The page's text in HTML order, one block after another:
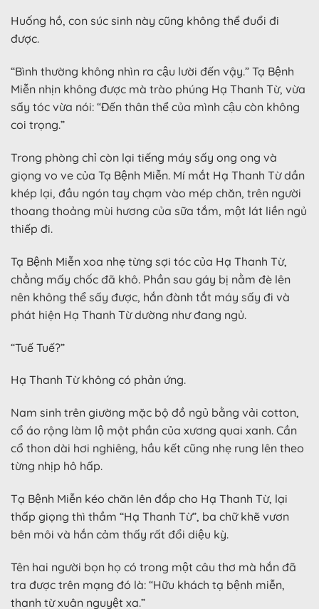
Huống hồ, con súc sinh này cũng không thể đuổi đi
được.
“Bình thường không nhìn ra cậu lười đến vậy.” Tạ Bệnh
Miễn nhịn không được mà trào phúng Hạ Thanh Từ, vừa
sấy tóc vừa nói: “Đến thân thể của mình cậu còn không
coi trọng.”
Trong phòng chỉ còn lại tiếng máy sấy ong ong và
giọng vo ve của Tạ Bệnh Miễn. Mí mắt Hạ Thanh Từ dần
khép lại, đầu ngón tay chạm vào mép chăn, trên người
thoang thoảng mùi hương của sữa tắm, một lát liền ngủ
thiếp đi.
Tạ Bệnh Miễn xoa nhẹ từng sợi tóc của Hạ Thanh Từ,
chẳng mấy chốc đã khô. Phần sau gáy bị nằm đè lên
nên không thể sấy được, hắn đành tắt máy sấy đi và
phát hiện Hạ Thanh Từ dường như đang ngủ.
“Tuế Tuế?”
Hạ Thanh Từ không có phản ứng.
Nam sinh trên giường mặc bộ đồ ngủ bằng vải cotton,
cổ áo rộng làm lộ một phần của xương quai xanh. Cần
cổ thon dài hơi nghiêng, hầu kết cũng nhẹ rung lên theo
từng nhịp hô hấp.
Tạ Bệnh Miễn kéo chăn lên đắp cho Hạ Thanh Từ, lại
thấp giọng thì thầm “Hạ Thanh Từ”, ba chữ khẽ vươn
bên môi và hắn cảm thấy rất đổi diệu kỳ.
Tên hai người bọn họ có trong một câu thơ mà hắn đã
tra được trên mạng đó là: “Hữu khách tạ bệnh miễn,
thanh từ xuân nguyệt xa.”